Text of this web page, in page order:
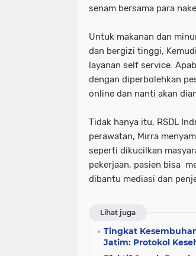
senam bersama para
Untuk makanan dan
dan bergizi tinggi,
layanan self service.
dengan diperbolehkan
online dan nanti akan
Tidak hanya itu, RSDL
perawatan, Mirra
seperti dikucilkan
pekerjaan, pasien bisa
dibantu mediasi dan
Lihat juga
Tingkat
Jatim: Protokol